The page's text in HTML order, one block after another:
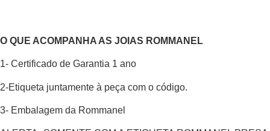
O QUE ACOMPANHA AS JOIAS ROMMANEL
1- Certificado de Garantia 1 ano
2-Etiqueta juntamente à peça com o código.
3- Embalagem da Rommanel